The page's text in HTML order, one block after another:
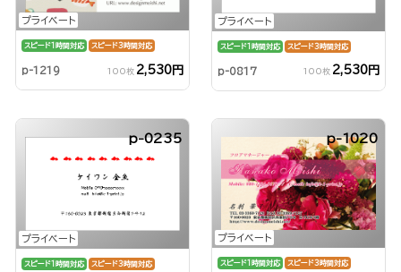
プライベート
スピード1時間対応 スピード3時間対応
p-1219 100枚 2,530円
プライベート
スピード1時間対応 スピード3時間対応
p-0817 100枚 2,530円
プライベート
p-0235
スピード1時間対応 スピード3時間対応
プライベート
p-1020
スピード1時間対応 スピード3時間対応